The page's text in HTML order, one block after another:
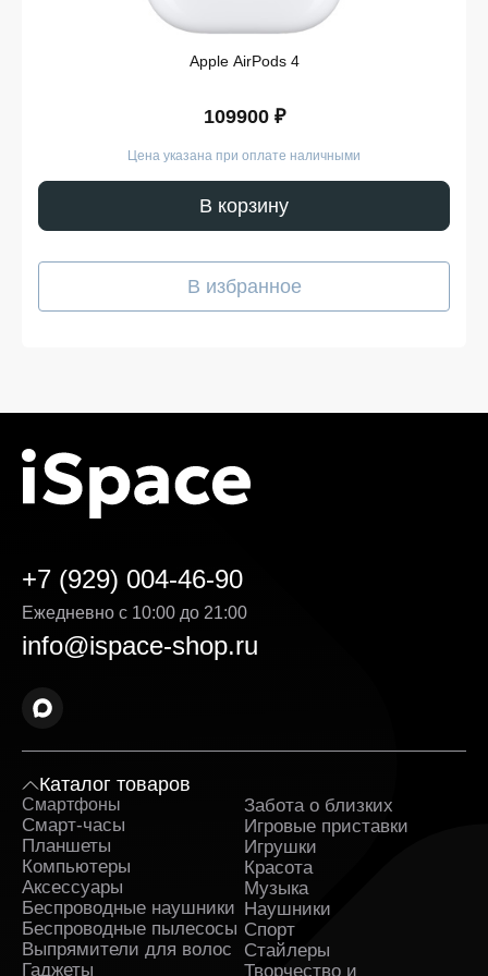
магазина в кратчайшие сроки.
безопасной. Мы гарантируем, что вы получите именно
подтверждёнными характеристиками и официальной
Покупайте медиаплееры в iSpace
без переплат!
условия для покупателей, стремящихся сэкономить,
не жертвуя качеством. У нас вы всегда можете
рассчитывать на адекватную цену, отличные условия
удобный способ — онлайн или при получении.
Кроме того, возможна рассрочка, условия
которой подробно указаны на странице товара.
окончательной — без навязанных услуг и
дополнительных комиссий. Мы делаем всё,
чтобы каждая покупка была действительно
выгодной.
документы.
Оперативная доставка медиаплеера в
Железногорске и полное сопровождение заказа.
Заявка обрабатывается сразу после
оформления и быстро передаётся в службу,
которая занимается доставкой. На каждом этапе
вы получаете уведомления и можете
отслеживать путь заказа.
Поддержка клиентов и бонусные предложения.
Служба поддержки работает ежедневно и
Apple AirPods 4
109900 ₽
Цена указана при оплате наличными
В корзину
В избранное
+7 (929) 004-46-90
Ежедневно с 10:00 до 21:00
info@ispace-shop.ru
Каталог товаров
Смартфоны
Смарт-часы
Планшеты
Компьютеры
Аксессуары
Беспроводные наушники
Беспроводные пылесосы
Выпрямители для волос
Гаджеты
Забота о близких
Игровые приставки
Игрушки
Красота
Музыка
Наушники
Спорт
Стайлеры
Творчество и